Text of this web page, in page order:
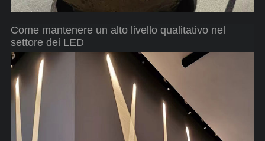
Come mantenere un alto livello qualitativo nel
settore dei LED